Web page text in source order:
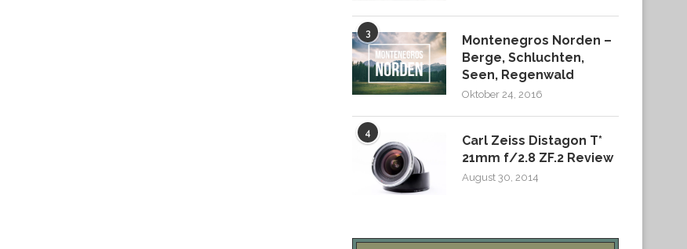
3
Montenegros Norden –
Berge, Schluchten,
Seen, Regenwald
Oktober 24, 2016
4
Carl Zeiss Distagon T*
21mm f/2.8 ZF.2 Review
August 30, 2014